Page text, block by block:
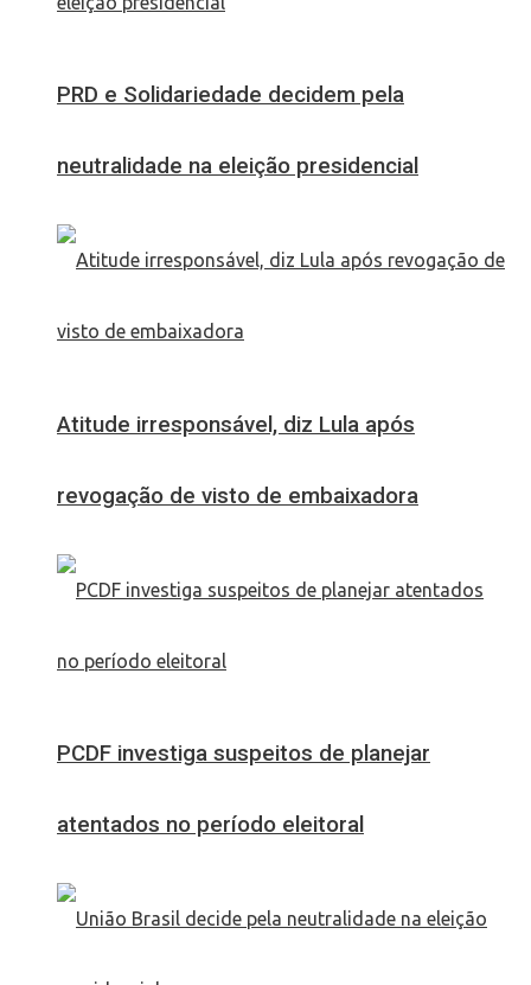
PRD e Solidariedade decidem pela
neutralidade na eleição presidencial
Atitude irresponsável, diz Lula após
revogação de visto de embaixadora
PCDF investiga suspeitos de planejar
atentados no período eleitoral